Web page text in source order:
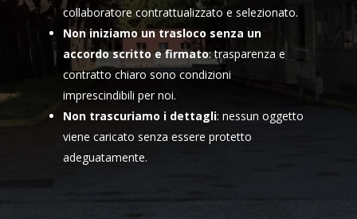
collaboratore contrattualizzato e selezionato.
Non iniziamo un trasloco senza un
accordo scritto e firmato: trasparenza e
contratto chiaro sono condizioni
imprescindibili per noi.
Non trascuriamo i dettagli: nessun oggetto
viene caricato senza essere protetto
adeguatamente.